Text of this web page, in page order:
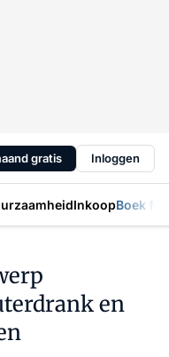
gratis Inloggen
InkoopBoek
en